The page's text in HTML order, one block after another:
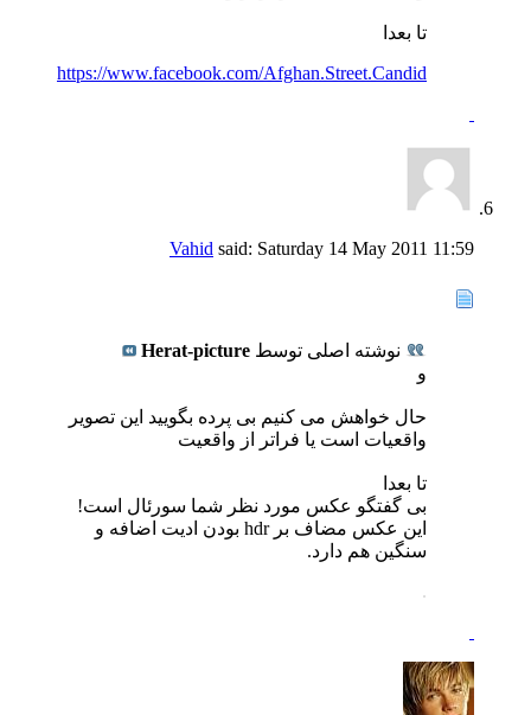
تا بعدا
https://www.facebook.com/Afghan.Street.Candid
Vahid said: Saturday 14 May 2011 11:59
نوشته اصلی توسط Herat-picture
و
حال خواهش می کنیم بی پرده بگویید این تصویر
واقعیات است یا فراتر از واقعیت
تا بعدا
بی گفتگو عکس مورد نظر شما سورئال است!
این عکس مضاف بر hdr بودن ادیت اضافه و
سنگین هم دارد.
.